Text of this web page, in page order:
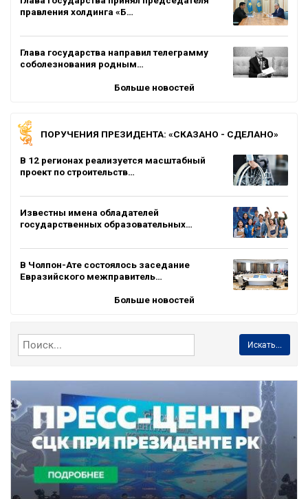
правления холдинга «Б…
Глава государства направил телеграмму
соболезнования родным…
Больше новостей
ПОРУЧЕНИЯ ПРЕЗИДЕНТА: «СКАЗАНО - СДЕЛАНО»
В 12 регионах реализуется масштабный
проект по строительств…
Известны имена обладателей
государственных образовательных…
В Чолпон-Ате состоялось заседание
Евразийского межправитель…
Больше новостей
Искать...